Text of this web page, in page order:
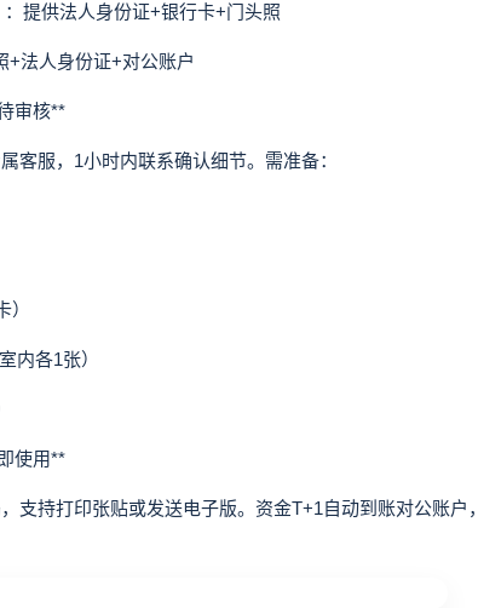
供法人身份证+银行卡+门头照
法人身份证+对公账户
审核**
服，1小时内联系确认细节。需准备：
各1张）
使用**
持打印张贴或发送电子版。资金T+1自动到账对公账户，